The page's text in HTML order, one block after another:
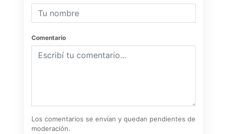
Comentario
Los comentarios se envían y quedan pendientes de
moderación.